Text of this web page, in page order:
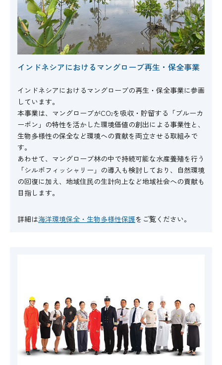
インドネシアにおけるマングローブ再生・保全事業
インドネシアにおけるマングローブの再生・保全事業に参画
しています。
本事業は、マングローブがCO2を吸収・貯留する「ブルーカ
ーボン」の特性を活かした環境価値の創出による事業性と、
生物多様性の保全など環境への貢献を両立させる取組みで
す。
あわせて、マングローブ林の中で持続可能な水産養殖を行う
「シルボフィッシャリー」の導入も検討しており、自然環境
の回復に加え、地域住民の生計向上など地域社会への貢献も
目指します。
詳細は海洋環境保全・生物多様性保護をご覧ください。